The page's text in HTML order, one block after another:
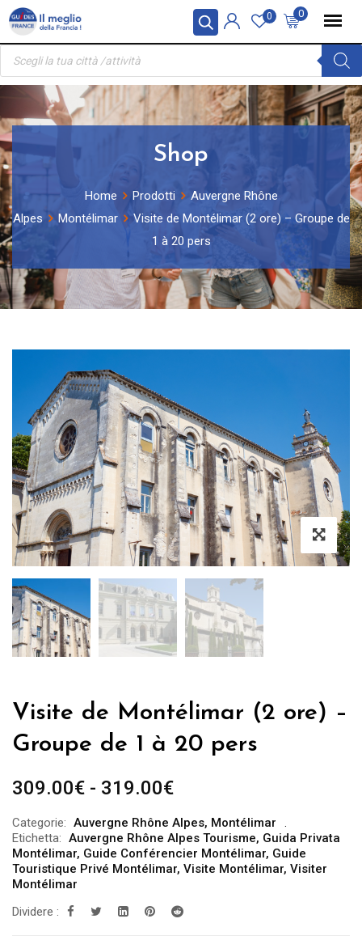
Pannello di gestione dei cookies
Skip
content
0
0
Ricerca
prodotti
Shop
Home Prodotti
Auvergne Rhône
Alpes
Montélimar
Visite de Montélimar (2 ore) – Groupe de
1 à 20 pers
Visite de Montélimar (2 ore) –
Groupe de 1 à 20 pers
309.00€ - 319.00€Fascia
prezzo:
da
309.00€
a
319.00€
Categorie: Auvergne Rhône Alpes, Montélimar
Etichetta: Auvergne Rhône Alpes Tourisme, Guida Privata
Montélimar, Guide Conférencier Montélimar, Guide
Touristique Privé Montélimar, Visite Montélimar, Visiter
Montélimar
Dividere :